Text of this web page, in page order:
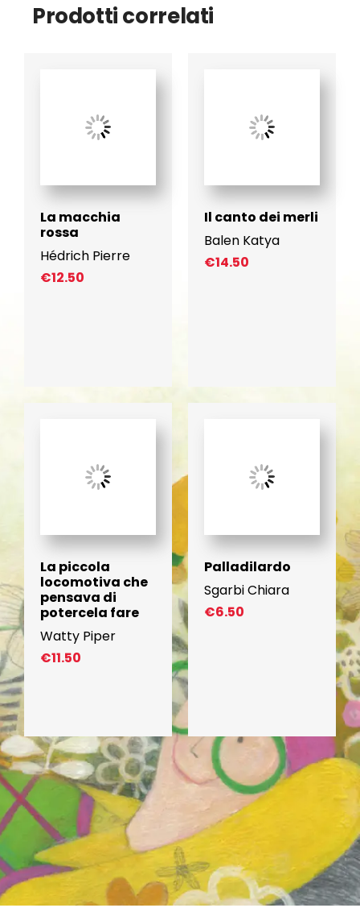
Prodotti correlati
La macchia
rossa
Hédrich Pierre
€12.50
Il canto dei merli
Balen Katya
€14.50
La piccola
locomotiva che
pensava di
potercela fare
Watty Piper
€11.50
Palladilardo
Sgarbi Chiara
€6.50